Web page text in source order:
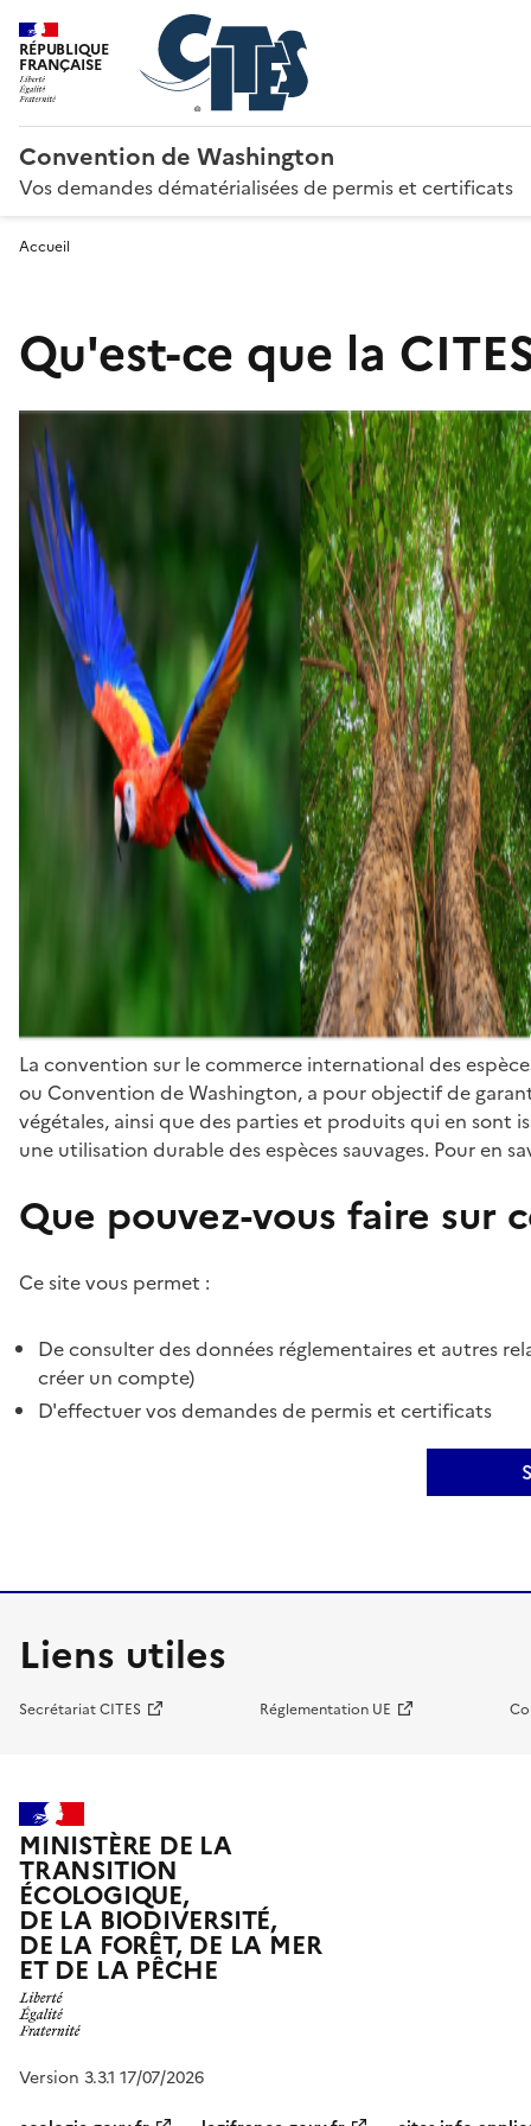
RÉPUBLIQUE
FRANÇAISE
Convention de Washington
Vos demandes dématérialisées de permis et certificats
Accueil
Qu'est-ce que la
La convention sur le commerce international des
ou Convention de Washington, a pour objectif de
végétales, ainsi que des parties et produits qui en sont
une utilisation durable des espèces sauvages. Pour en
Que pouvez-vous faire sur
Ce site vous permet :
De consulter des données réglementaires et autres
créer un compte)
D'effectuer vos demandes de permis et certificats
Liens utiles
Secrétariat CITES Réglementation UE
MINISTÈRE DE LA
TRANSITION
ÉCOLOGIQUE,
DE LA BIODIVERSITÉ,
DE LA FORÊT, DE LA MER
ET DE LA PÊCHE
Version 3.3.1 17/07/2026